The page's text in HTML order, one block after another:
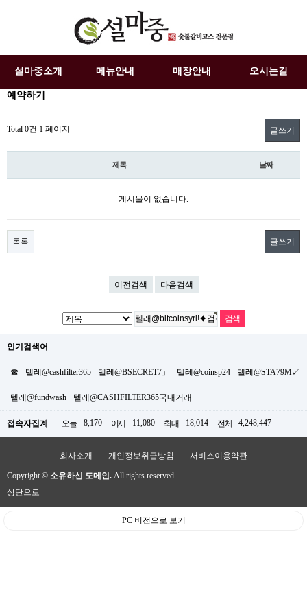
설마중소개 메뉴안내 매장안내 오시는길
예약하기
Total 0건 1 페이지 글쓰기
제목 날짜
게시물이 없습니다.
목록 글쓰기
이전검색 다음검색
인기검색어
☎ 텔레@cashfilter365 텔레@BSECRET7」 텔레@coinsp24 텔레@STA79M↙
텔레@fundwash 텔레@CASHFILTER365국내거래
접속자집계 오늘 8,170 어제 11,080 최대 18,014 전체 4,248,447
회사소개 개인정보취급방침 서비스이용약관
Copyright © 소유하신 도메인. All rights reserved.
상단으로
PC 버전으로 보기